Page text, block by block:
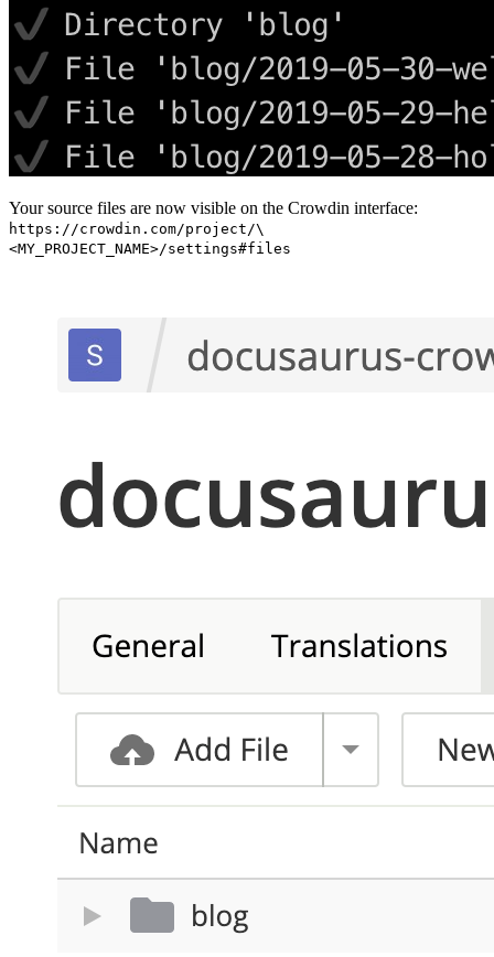
Your source files are now visible on the Crowdin interface:
https://crowdin.com/project/\
<MY_PROJECT_NAME>/settings#files